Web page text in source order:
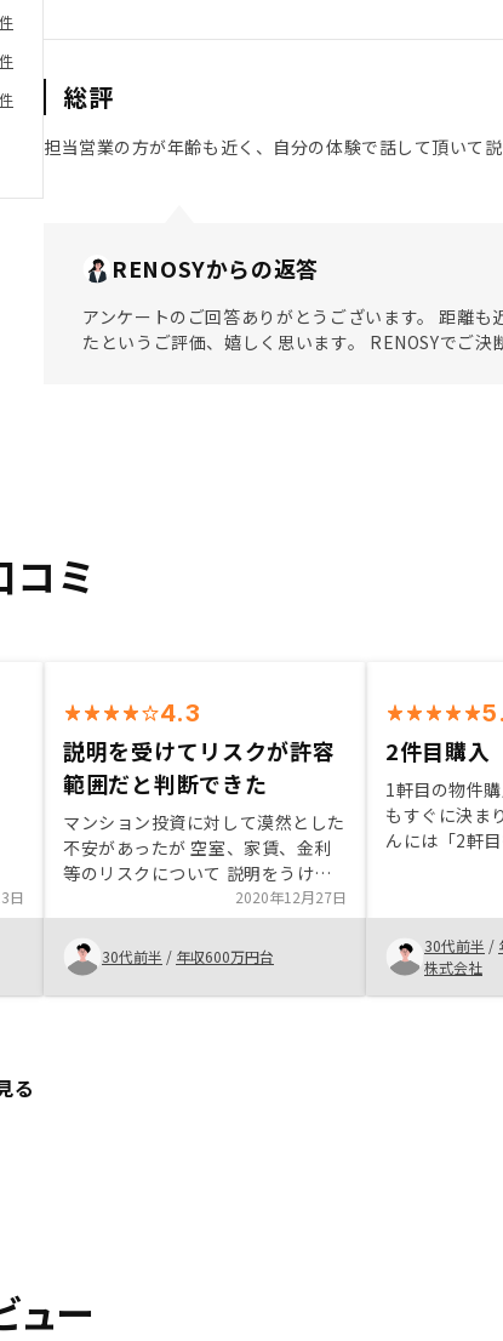
総評
担当営業の方が年齢も近く、自分の体験で話して頂いて
RENOSYからの返答
アンケートのご回答ありがとうございます。 距離
たというご評価、嬉しく思います。 RENOSYでご決
コミ
日
4.3
説明を受けてリスクが許容
範囲だと判断できた
マンション投資に対して漠然とした
不安があったが 空室、家賃、金利
等のリスクについて 説明をうけ、
許容できる範囲であると判断できた
2020年12月27日
30代前半 / 年収600万円台
2件目購入
1軒目の物件
もすぐに決ま
んには「2軒
件を迅速に
に助かりまし
答していた
ました。 今回利用した不動産会社
は、他の会社
30代前半 /
株式会社
る
ュー